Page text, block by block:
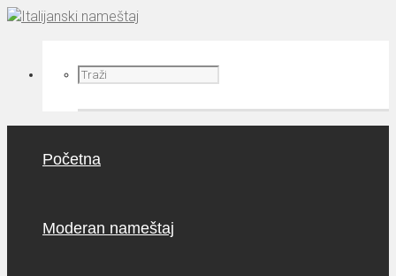
Početna
Moderan nameštaj